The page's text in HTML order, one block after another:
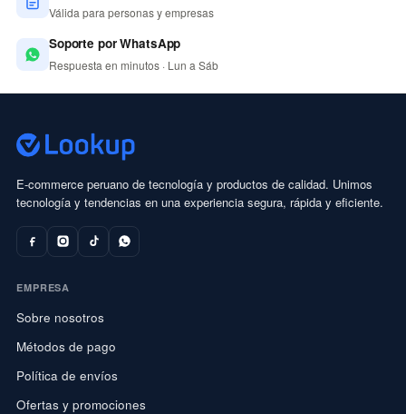
Válida para personas y empresas
Soporte por WhatsApp
Respuesta en minutos · Lun a Sáb
E-commerce peruano de tecnología y productos de calidad. Unimos
tecnología y tendencias en una experiencia segura, rápida y eficiente.
EMPRESA
Sobre nosotros
Métodos de pago
Política de envíos
Ofertas y promociones